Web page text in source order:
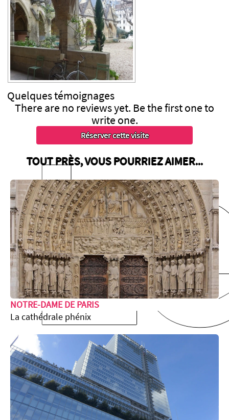
Quelquestémoignages
There are no reviews yet. Be the first one to
write one.
TOUT PRÈS, VOUS POURRIEZ AIMER...
NOTRE-DAME DE PARIS
La cathédrale phénix